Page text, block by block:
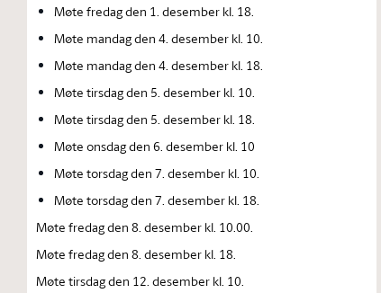
Møte fredag den 1. desember kl. 18.
Møte mandag den 4. desember kl. 10.
Møte mandag den 4. desember kl. 18.
Møte tirsdag den 5. desember kl. 10.
Møte tirsdag den 5. desember kl. 18.
Møte onsdag den 6. desember kl. 10
Møte torsdag den 7. desember kl. 10.
Møte torsdag den 7. desember kl. 18.
Møte fredag den 8. desember kl. 10.00.
Møte fredag den 8. desember kl. 18.
Møte tirsdag den 12. desember kl. 10.